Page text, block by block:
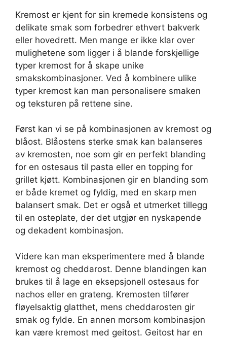
Kremost er kjent for sin kremede konsistens og
delikate smak som forbedrer ethvert bakverk
eller hovedrett. Men mange er ikke klar over
mulighetene som ligger i å blande forskjellige
typer kremost for å skape unike
smakskombinasjoner. Ved å kombinere ulike
typer kremost kan man personalisere smaken
og teksturen på rettene sine.
Først kan vi se på kombinasjonen av kremost og
blåost. Blåostens sterke smak kan balanseres
av kremosten, noe som gir en perfekt blanding
for en ostesaus til pasta eller en topping for
grillet kjøtt. Kombinasjonen gir en blanding som
er både kremet og fyldig, med en skarp men
balansert smak. Det er også et utmerket tillegg
til en osteplate, der det utgjør en nyskapende
og dekadent kombinasjon.
Videre kan man eksperimentere med å blande
kremost og cheddarost. Denne blandingen kan
brukes til å lage en eksepsjonell ostesaus for
nachos eller en grateng. Kremosten tilfører
fløyelsaktig glatthet, mens cheddarosten gir
smak og fylde. En annen morsom kombinasjon
kan være kremost med geitost. Geitost har en